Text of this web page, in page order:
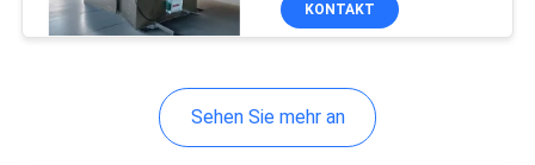
Füttern und
KONTAKT
Sehen Sie mehr an